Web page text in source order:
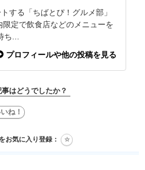
する「ちばとぴ！グルメ部」
定で飲食店などのメニューを
...
プロフィールや他の投稿を見る
はどうでしたか？
お気に入り登録：